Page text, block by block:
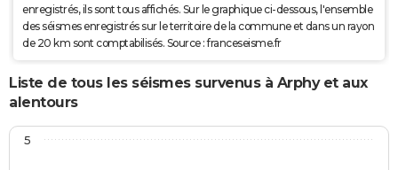
enregistrés, ils sont tous affichés. Sur le graphique ci-dessous, l'ensemble
des séismes enregistrés sur le territoire de la commune et dans un rayon
de 20 km sont comptabilisés. Source : franceseisme.fr
Liste de tous les séismes survenus à Arphy et aux
alentours
5